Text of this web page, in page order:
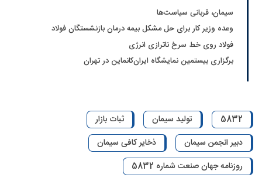
سیمان، قربانی سیاست‌ها
وعده وزیر کار برای حل مشکل بیمه درمان بازنشستگان فولاد
فولاد روی خط سرخ ناترازی انرژی
برگزاری بیستمین نمایشگاه ایران‌کانماین در تهران
5832 تولید سیمان
ثبات بازار
دبیر انجمن سیمان
ذخایر کافی سیمان
روزنامه جهان صنعت شماره 5832